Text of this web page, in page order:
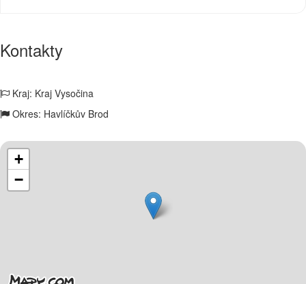
Kontakty
Kraj: Kraj Vysočina
Okres: Havlíčkův Brod
+
−